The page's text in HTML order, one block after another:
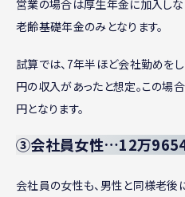
営業の場合は厚生年金に加入しな
老齢基礎年金のみとなります。
試算では、7年半ほど会社勤めを
円の収入があったと想定。この場
円となります。
③会社員女性…12万
会社員の女性も、男性と同様老